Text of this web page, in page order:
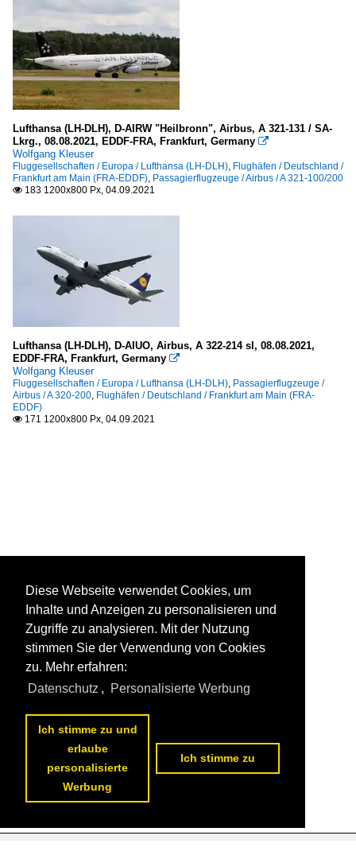
Lufthansa (LH-DLH), D-AIRW "Heilbronn", Airbus, A 321-131 / SA-
Lkrg., 08.08.2021, EDDF-FRA, Frankfurt, Germany 
Wolfgang Kleuser
Fluggesellschaften / Europa / Lufthansa (LH-DLH) Flughäfen / Deutschland /
Frankfurt am Main (FRA-EDDF) Passagierflugzeuge / Airbus / A 321-100/200
 183 1200x800 Px, 04.09.2021
Lufthansa (LH-DLH), D-AIUO, Airbus, A 322-214 sl, 08.08.2021,
EDDF-FRA, Frankfurt, Germany 
Wolfgang Kleuser
Fluggesellschaften / Europa / Lufthansa (LH-DLH) Passagierflugzeuge /
Airbus / A 320-200 Flughäfen / Deutschland / Frankfurt am Main (FRA-
EDDF)
 171 1200x800 Px, 04.09.2021
Diese Webseite verwendet Cookies, um
Inhalte und Anzeigen zu personalisieren und
Zugriffe zu analysieren. Mit der Nutzung
stimmen Sie der Verwendung von Cookies
zu. Mehr erfahren:
Datenschutz , Personalisierte Werbung
Ich stimme zu und
erlaube
personalisierte
Werbung
Ich stimme zu